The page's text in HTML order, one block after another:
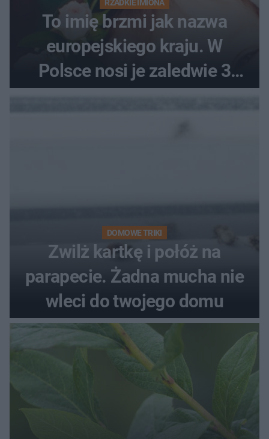
RZADKIE IMIONA
To imię brzmi jak nazwa
europejskiego kraju. W
Polsce nosi je zaledwie 3
kobiety
DOMOWE TRIKI
Zwilż kartkę i połóż na
parapecie. Żadna mucha nie
wleci do twojego domu